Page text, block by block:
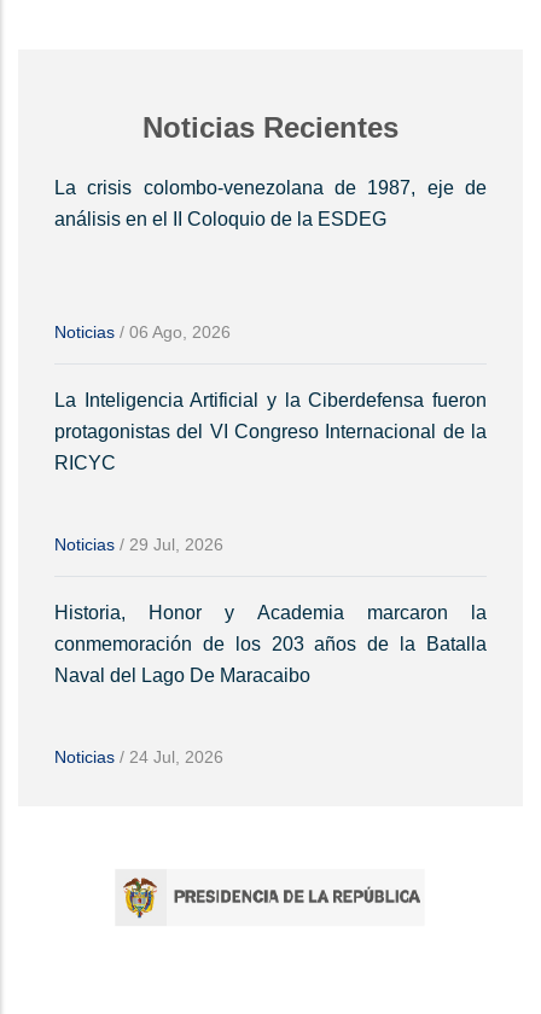
Noticias Recientes
La crisis colombo-venezolana de 1987, eje de
análisis en el II Coloquio de la ESDEG
Noticias / 06 Ago, 2026
La Inteligencia Artificial y la Ciberdefensa fueron
protagonistas del VI Congreso Internacional de la
RICYC
Noticias / 29 Jul, 2026
Historia, Honor y Academia marcaron la
conmemoración de los 203 años de la Batalla
Naval del Lago De Maracaibo
Noticias / 24 Jul, 2026